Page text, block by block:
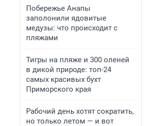
Побережье Анапы
заполонили ядовитые
медузы: что происходит с
пляжами
Тигры на пляже и 300 оленей
в дикой природе: топ-24
самых красивых бухт
Приморского края
Рабочий день хотят сократить,
но только летом — и вот